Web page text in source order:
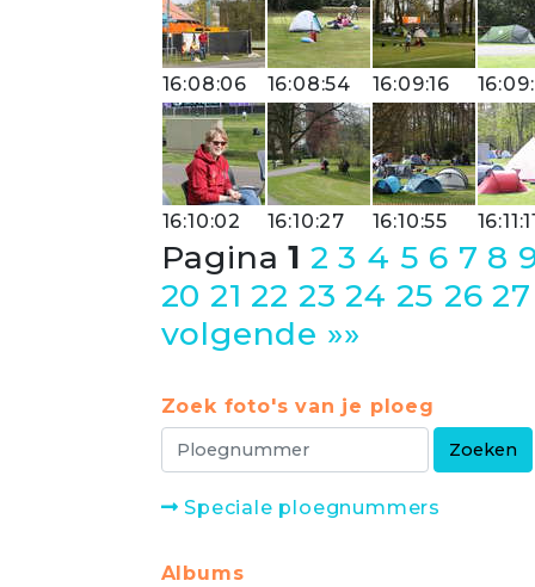
16:08:06 16:08:54 16:09:16
16:10:02 16:10:27 16:10:55
Pagina1 2 3 4 5 6 7 8
20 21 22 23 24 25 26 27
volgende »»
Zoek foto's van je ploeg
Speciale ploegnummers
Albums